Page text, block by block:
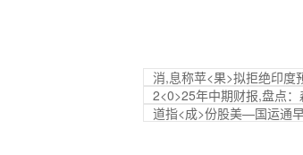
消,息称苹<果>拟拒绝印度
2<0>25年中期财报,盘点
道指<成>份股美—国运通